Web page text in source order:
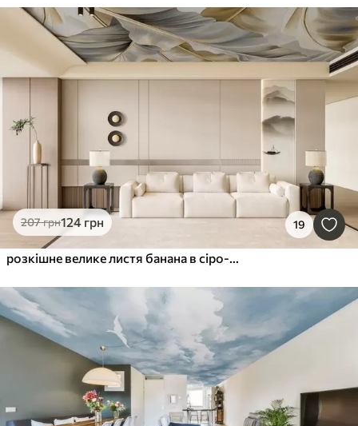
207грн124 грн 19
розкішне велике листя банана в сіро-бежевих тонах